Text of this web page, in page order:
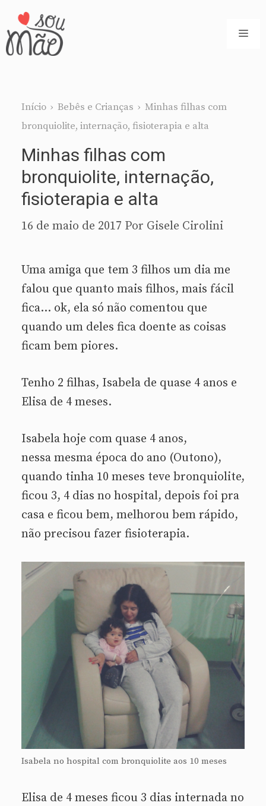
Pular
para
Início › Bebês e Crianças › Minhas filhas com
bronquiolite, internação, fisioterapia e alta
Minhas filhas com
bronquiolite, internação,
fisioterapia e alta
16 de maio de 2017 Por Gisele Cirolini
Uma amiga que tem 3 filhos um dia me
falou que quanto mais filhos, mais fácil
fica… ok, ela só não comentou que
quando um deles fica doente as coisas
ficam bem piores.
Tenho 2 filhas, Isabela de quase 4 anos e
Elisa de 4 meses.
Isabela hoje com quase 4 anos,
nessa mesma época do ano (Outono),
quando tinha 10 meses teve bronquiolite,
ficou 3, 4 dias no hospital, depois foi pra
casa e ficou bem, melhorou bem rápido,
não precisou fazer fisioterapia.
Isabela no hospital com bronquiolite aos 10 meses
Elisa de 4 meses ficou 3 dias internada no